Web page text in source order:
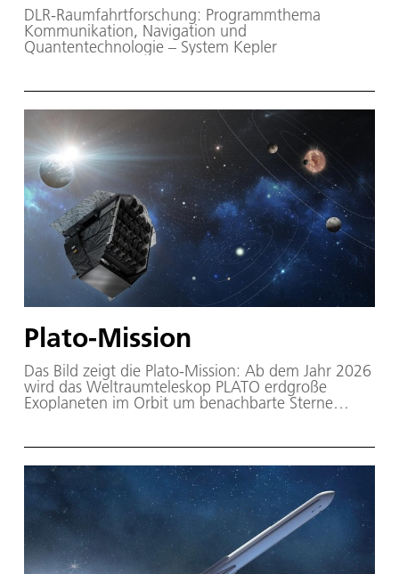
DLR-Raumfahrtforschung: Programmthema
Kommunikation, Navigation und
Quantentechnologie – System Kepler
Plato-Mission
Das Bild zeigt die Plato-Mission: Ab dem Jahr 2026
wird das Weltraumteleskop PLATO erdgroße
Exoplaneten im Orbit um benachbarte Sterne